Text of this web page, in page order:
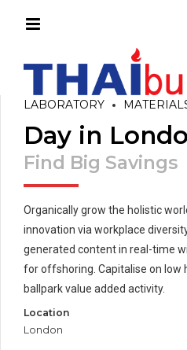
LABORATORY
Day in
Find Big Savings
Organically grow the holistic
innovation via workplace
generated content in real-time
for offshoring. Capitalise on low
ballpark value added activity.
Location
London